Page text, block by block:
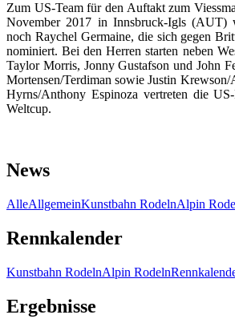
Zum US-Team für den Auftakt zum
November 2017 in Innsbruck-Igls (AUT)
noch Raychel Germaine, die sich gegen
nominiert. Bei den Herren starten neben
Taylor Morris, Jonny Gustafson und John
Mortensen/Terdiman sowie Justin
Hyrns/Anthony Espinoza vertreten die
Weltcup.
News
AlleAllgemeinKunstbahn RodelnAlpin
Rennkalender
Kunstbahn RodelnAlpin Rodeln
Ergebnisse